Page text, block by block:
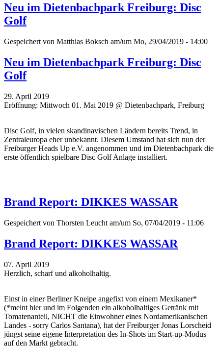
Neu im Dietenbachpark Freiburg: Disc
Golf
Gespeichert von Matthias Boksch am/um Mo, 29/04/2019 - 14:00
Neu im Dietenbachpark Freiburg: Disc
Golf
29. April 2019
Eröffnung: Mittwoch 01. Mai 2019 @ Dietenbachpark, Freiburg
Disc Golf, in vielen skandinavischen Ländern bereits Trend, in
Zentraleuropa eher unbekannt. Diesem Umstand hat sich nun der
Freiburger Heads Up e.V. angenommen und im Dietenbachpark die
erste öffentlich spielbare Disc Golf Anlage installiert.
Brand Report: DIKKES WASSAR
Gespeichert von Thorsten Leucht am/um So, 07/04/2019 - 11:06
Brand Report: DIKKES WASSAR
07. April 2019
Herzlich, scharf und alkoholhaltig.
Einst in einer Berliner Kneipe angefixt von einem Mexikaner*
(*meint hier und im Folgenden ein alkoholhaltiges Getränk mit
Tomatenanteil, NICHT die Einwohner eines Nordamerikanischen
Landes - sorry Carlos Santana), hat der Freiburger Jonas Lorscheid
jüngst seine eigene Interpretation des In-Shots im Start-up-Modus
auf den Markt gebracht.